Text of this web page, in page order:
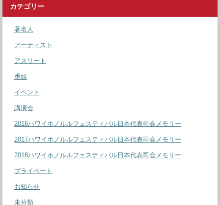
カテゴリー
著名人
アーティスト
アスリート
番組
イベント
講演会
2016ハワイホノルルフェスティバル日本代表司会メモリー
2017ハワイホノルルフェスティバル日本代表司会メモリー
2018ハワイホノルルフェスティバル日本代表司会メモリー
プライベート
お知らせ
未分類